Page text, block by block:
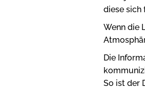
diese sich
Wenn die
Die
So ist der